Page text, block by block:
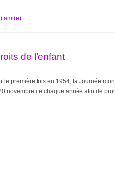
ami(e)
de l’enfant
le première fois en 1954, la Journée
novembre de chaque année afin de